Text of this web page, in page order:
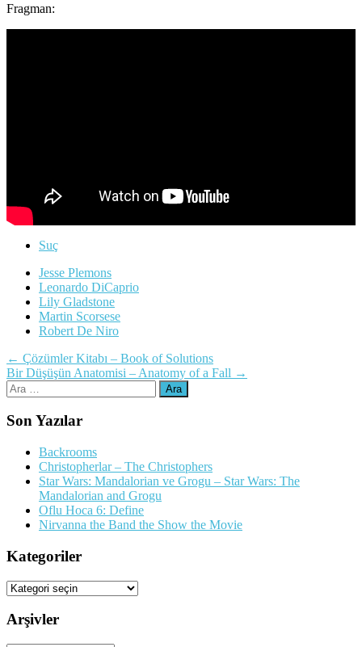
Fragman:
Suç
Jesse Plemons
Leonardo DiCaprio
Lily Gladstone
Martin Scorsese
Robert De Niro
Yazı
dolaşımı
← Çözümler Kitabı – Book of Solutions
Bir Düşüşün Anatomisi – Anatomy of a Fall →
Arama:
Son Yazılar
Backrooms
Christopherlar – The Christophers
Star Wars: Mandalorian ve Grogu – Star Wars: The
Mandalorian and Grogu
Oflu Hoca 6: Define
Nirvanna the Band the Show the Movie
Kategoriler
Kategoriler
Arşivler